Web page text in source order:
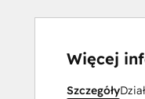
Więcej
Szczegóły